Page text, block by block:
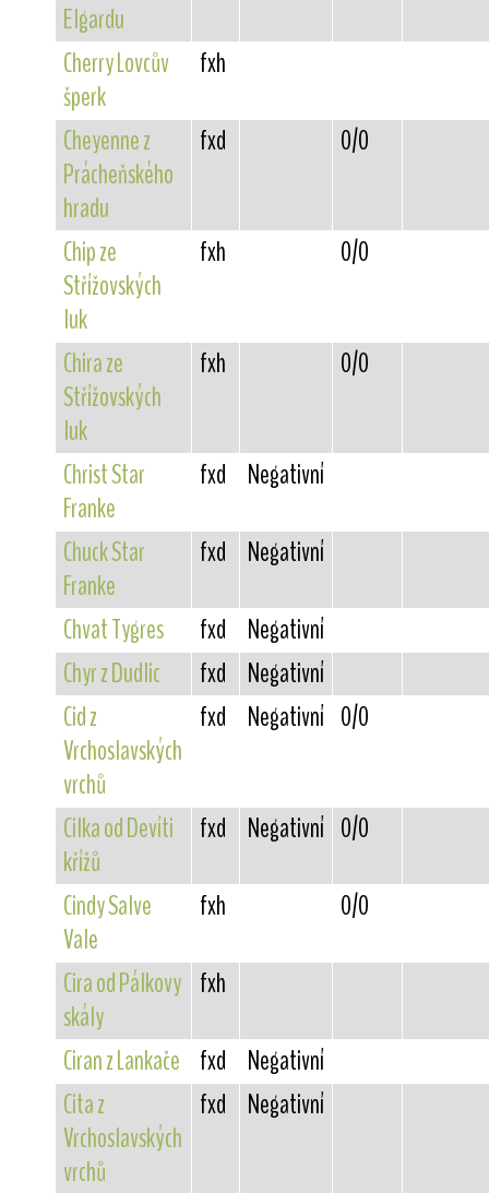
Elgardu
Cherry Lovcův
šperk
fxh
Cheyenne z
Prácheňského
hradu
fxd 0/0
Chip ze
Střížovských
luk
fxh 0/0
Chira ze
Střížovských
luk
fxh 0/0
Christ Star
Franke
fxd Negativní
Chuck Star
Franke
fxd Negativní
Chvat Tygres fxd
Negativní
Chyr z Dudlic
fxd
Negativní
Cid z
Vrchoslavských
vrchů
fxd Negativní 0/0
Cilka od Devíti
křížů
fxd Negativní 0/0
Cindy Salve
Vale
fxh 0/0
Cira od Pálkovy
skály
fxh
Ciran z Lankače fxd
Negativní
Cita z
Vrchoslavských
vrchů
fxd Negativní